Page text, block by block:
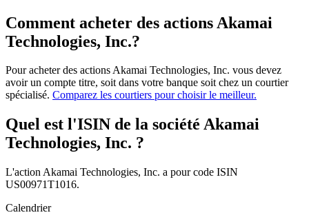
Comment acheter des actions Akamai
Technologies, Inc.?
Pour acheter des actions Akamai Technologies, Inc. vous devez
avoir un compte titre, soit dans votre banque soit chez un courtier
spécialisé. Comparez les courtiers pour choisir le meilleur.
Quel est l'ISIN de la société Akamai
Technologies, Inc. ?
L'action Akamai Technologies, Inc. a pour code ISIN
US00971T1016.
Calendrier